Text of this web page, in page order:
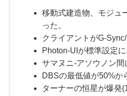
移動式建造物、モジュ
った。
クライアントがG-
Photon-UIが標準設定
サマヌニ-アソウノン
DBSの最低値が50%か
ターナーの恒星が爆発